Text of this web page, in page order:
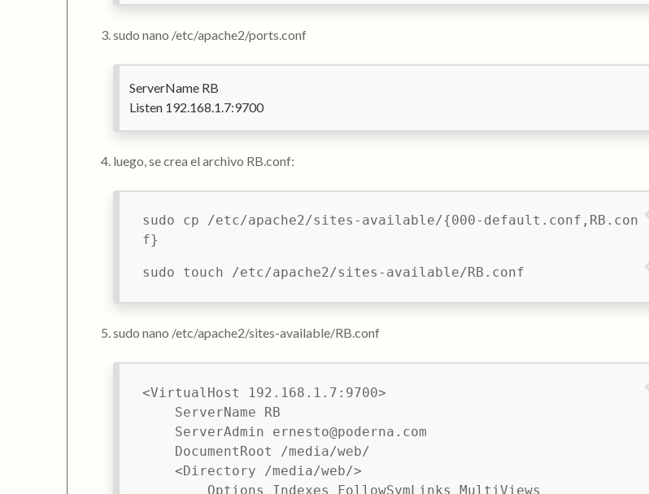
sudo nano /etc/apache2/ports.conf
ServerName RB
Listen 192.168.1.7:9700
luego, se crea el archivo RB.conf:
sudo cp /etc/apache2/sites-available/{000-default.conf,RB.con
f}
sudo touch /etc/apache2/sites-available/RB.conf
sudo nano /etc/apache2/sites-available/RB.conf
<VirtualHost 192.168.1.7:9700>
ServerName RB
ServerAdmin ernesto@poderna.com
DocumentRoot /media/web/
<Directory /media/web/>
Options Indexes FollowSymLinks MultiViews